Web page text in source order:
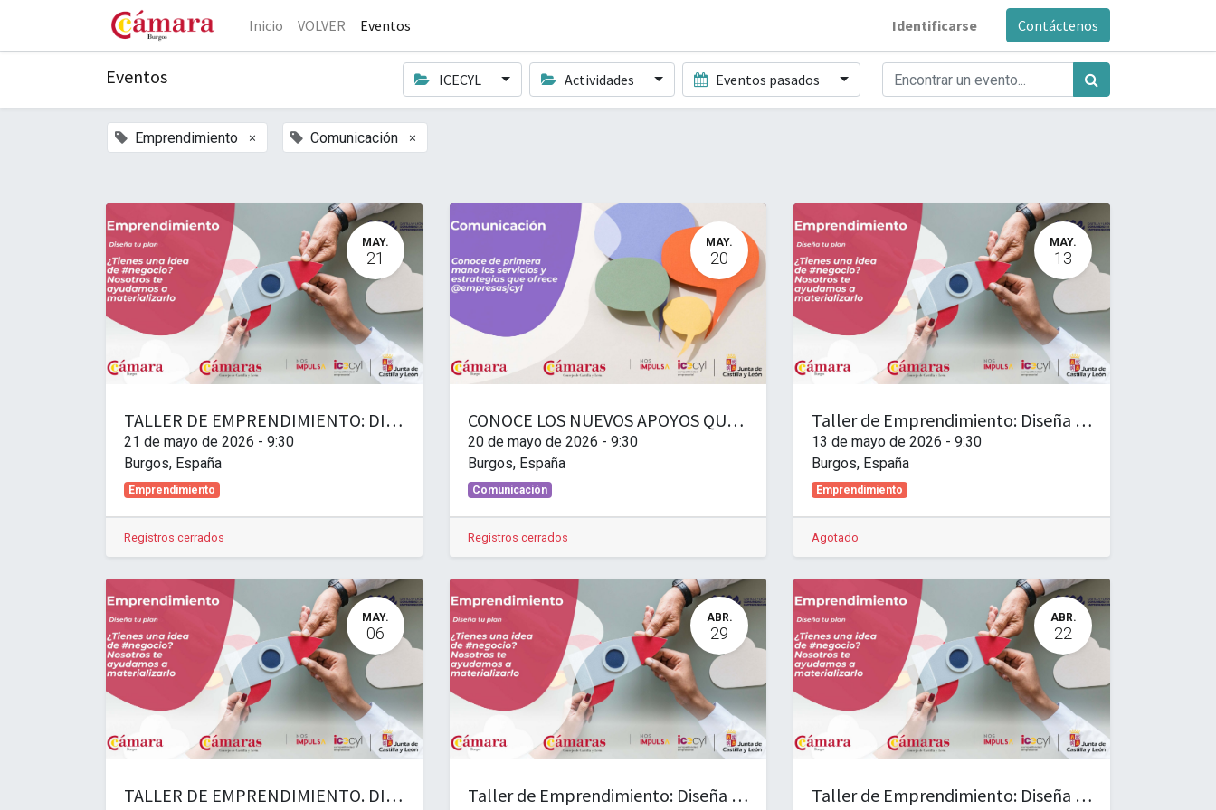
Inicio VOLVER Eventos Identificarse Contáctenos
Eventos ICECYL Actividades Eventos pasados
Emprendimiento × Comunicación ×
MAY.
21
TALLER DE EMPRENDIMIENTO: DISEÑA TU PLAN AVANZADO. FINANZAS Y FISCALIDAD PARA TU NUEVA EMPRESA
21 de mayo de 2026 - 9:30
Burgos, España
Emprendimiento
Registros cerrados
MAY.
20
CONOCE LOS NUEVOS APOYOS QUE ICECYL BRINDA AL TEJIDO EMPRESARIAL
20 de mayo de 2026 - 9:30
Burgos, España
Comunicación
Registros cerrados
MAY.
13
Taller de Emprendimiento: Diseña tu plan. Nivel Básico. Las Mutuas y sus prestaciones.
13 de mayo de 2026 - 9:30
Burgos, España
Emprendimiento
Agotado
MAY.
06
TALLER DE EMPRENDIMIENTO. DISEÑA TU PLAN AVANZADO. Vender sin miedo: marketing y ventas para nuevos emprendedores
ABR.
29
Taller de Emprendimiento: Diseña tu plan
ABR.
22
Taller de Emprendimiento: Diseña tu plan